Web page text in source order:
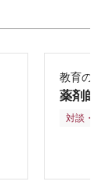
教育の再
薬剤師
対談・座